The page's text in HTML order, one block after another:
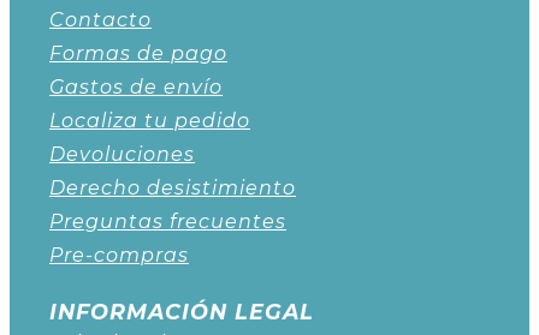
Contacto
Formas de pago
Gastos de envío
Localiza tu pedido
Devoluciones
Derecho desistimiento
Preguntas frecuentes
Pre-compras
INFORMACIÓN LEGAL